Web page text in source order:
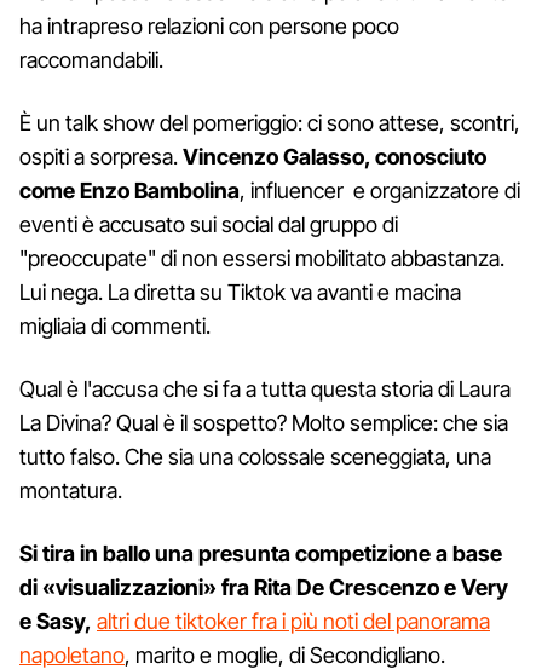
ha intrapreso relazioni con persone poco
raccomandabili.
È un talk show del pomeriggio: ci sono attese, scontri,
ospiti a sorpresa.Vincenzo Galasso, conosciuto
come Enzo Bambolina, influencer e organizzatore di
eventi è accusato sui social dal gruppo di
"preoccupate" di non essersi mobilitato abbastanza.
Lui nega. La diretta su Tiktok va avanti e macina
migliaia di commenti.
Qual è l'accusa che si fa a tutta questa storia di Laura
La Divina? Qual è il sospetto? Molto semplice: che sia
tutto falso. Che sia una colossale sceneggiata, una
montatura.
Si tira in ballo una presunta competizione a base
di «visualizzazioni» fra Rita De Crescenzo e Very
e Sasy, altri due tiktoker fra i più noti del panorama
napoletano, marito e moglie, di Secondigliano.